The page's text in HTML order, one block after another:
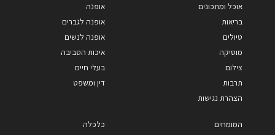
אוכל ומתכונים
בריאות
טיולים
מוסיקה
צילום
תרבות
הצהרת נגישות
אופנה
אופנה לגברים
אופנה לנשים
איכות הסביבה
בעלי חיים
דין ומשפט
המומחים
כלכלה